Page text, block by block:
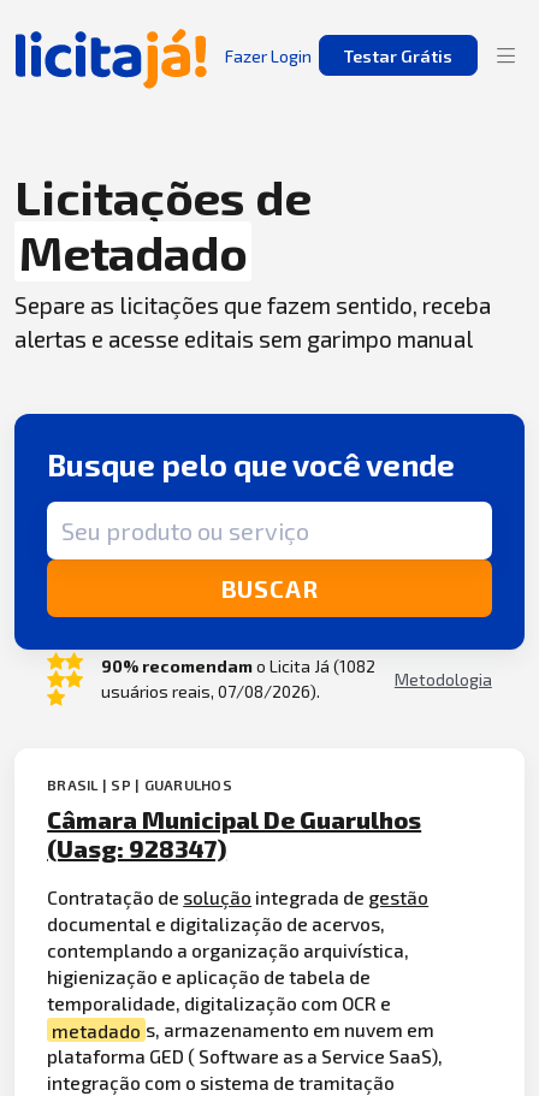
Fazer Login Testar Grátis
Licitações de
Metadado
Separe as licitações que fazem sentido, receba
alertas e acesse editais sem garimpo manual
Busque pelo que você vende
Termo de busca
BUSCAR
90% recomendamo Licita Já (1082
usuários reais, 07/08/2026).
Metodologia
BRASIL | SP | GUARULHOS
Câmara Municipal De Guarulhos
(Uasg: 928347)
Contratação de solução integrada de gestão
documental e digitalização de acervos,
contemplando a organização arquivística,
higienização e aplicação de tabela de
temporalidade, digitalização com OCR e
metadado s, armazenamento em nuvem em
plataforma GED ( Software as a Service SaaS),
integração com o sistema de tramitação